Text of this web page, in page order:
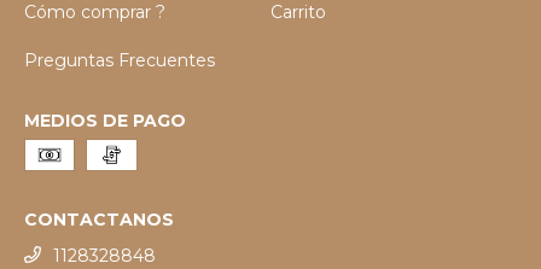
Cómo comprar ? Carrito
Preguntas Frecuentes
MEDIOS DE PAGO
CONTACTANOS
1128328848